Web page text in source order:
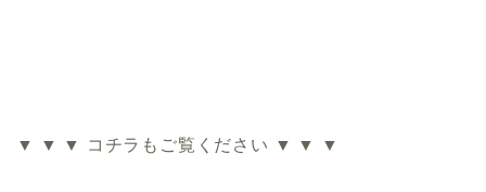
▼ ▼ ▼ コチラもご覧ください ▼ ▼ ▼